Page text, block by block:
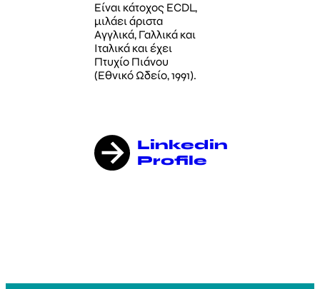
Είναι κάτοχος ECDL,
μιλάει άριστα
Αγγλικά, Γαλλικά και
Ιταλικά και έχει
Πτυχίο Πιάνου
(Εθνικό Ωδείο, 1991).
Linkedin
Profile